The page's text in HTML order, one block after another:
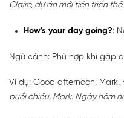
Claire, dự án mới tiến triển thế
How's your day going?:
Ngữ cảnh: Phù hợp khi gặp
Ví dụ: Good afternoon, Mark.
buổi chiều, Mark. Ngày hôm